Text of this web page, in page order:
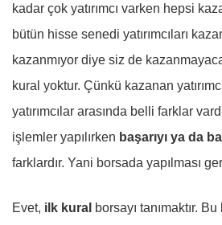
kadar çok yatırımcı varken hepsi
bütün hisse senedi yatırımcıları
kazanmıyor diye siz de
kural yoktur. Çünkü kazanan
yatırımcılar arasında belli farklar
işlemler yapılırken başarıyı ya da
farklardır. Yani borsada yapılması
Evet, ilk kural borsayı tanımaktır.